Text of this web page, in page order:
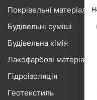
Покрівельні матеріали
Будівельні суміші
Будівельна хімія
Лакофарбові матеріали
Гідроізоляція
Геотекстиль